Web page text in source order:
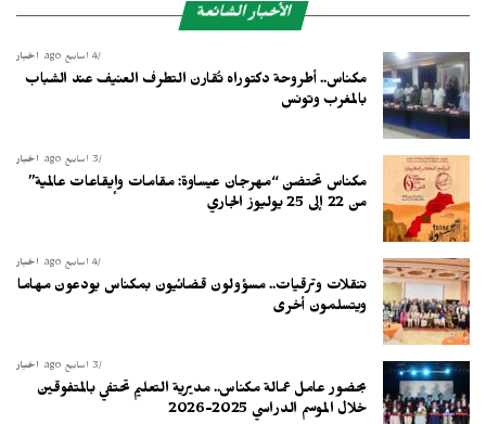
الأخبار الشائعة
أخبار 4 أسابيع ago
مكناس.. أطروحة دكتوراه تُقارن التطرف العنيف عند الشباب
بالمغرب وتونس
أخبار 3 أسابيع ago
مكناس تحتضن “مهرجان عيساوة: مقامات وإيقاعات عالمية”
من 22 إلى 25 يوليوز الجاري
أخبار 4 أسابيع ago
تنقلات وترقيات.. مسؤولون قضائيون بمكناس يودعون مهاما
ويتسلمون أخرى
أخبار 3 أسابيع ago
بحضور عامل عمالة مكناس.. مديرية التعليم تحتفي بالمتفوقين
خلال الموسم الدراسي 2025-2026